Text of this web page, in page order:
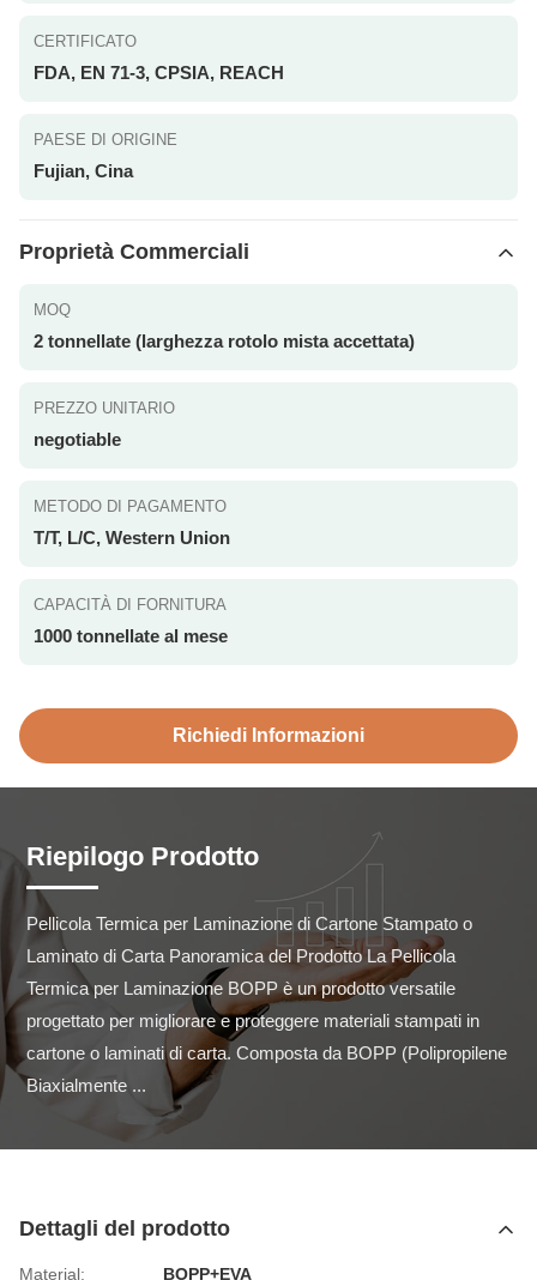
CERTIFICATO
FDA, EN 71-3, CPSIA, REACH
PAESE DI ORIGINE
Fujian, Cina
Proprietà Commerciali
MOQ
2 tonnellate (larghezza rotolo mista accettata)
PREZZO UNITARIO
negotiable
METODO DI PAGAMENTO
T/T, L/C, Western Union
CAPACITÀ DI FORNITURA
1000 tonnellate al mese
Richiedi Informazioni
Riepilogo Prodotto
Pellicola Termica per Laminazione di Cartone Stampato o
Laminato di Carta Panoramica del Prodotto La Pellicola
Termica per Laminazione BOPP è un prodotto versatile
progettato per migliorare e proteggere materiali stampati in
cartone o laminati di carta. Composta da BOPP (Polipropilene
Biaxialmente ...
Dettagli del prodotto
Material:
BOPP+EVA